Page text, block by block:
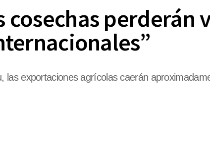
perderán
las exportaciones agrícolas caerán